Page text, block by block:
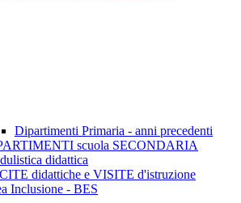
Dipartimenti Primaria - anni precedenti
scuola SECONDARIA
didattica
didattiche e VISITE d'istruzione
Inclusione - BES